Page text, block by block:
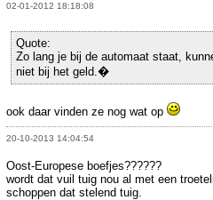
02-01-2012 18:18:08
Quote:
Zo lang je bij de automaat staat,
niet bij het geld.�
ook daar vinden ze nog wat op
20-10-2013 14:04:54
Oost-Europese boefjes??????
wordt dat vuil tuig nou al met een
schoppen dat stelend tuig.